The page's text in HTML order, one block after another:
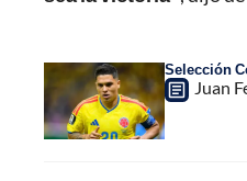
Selección
Juan